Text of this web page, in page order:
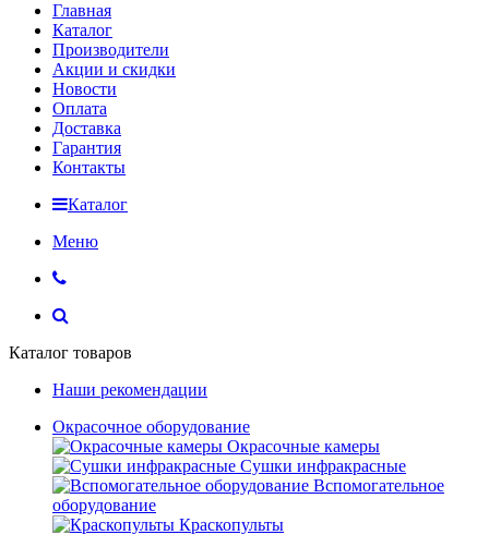
Главная
Каталог
Производители
Акции и скидки
Новости
Оплата
Доставка
Гарантия
Контакты
Каталог
Меню
Каталог товаров
Наши рекомендации
Окрасочное оборудование
Окрасочные камеры
Сушки инфракрасные
Вспомогательное
оборудование
Краскопульты